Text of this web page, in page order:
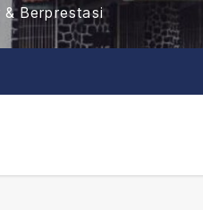
& Berprestasi